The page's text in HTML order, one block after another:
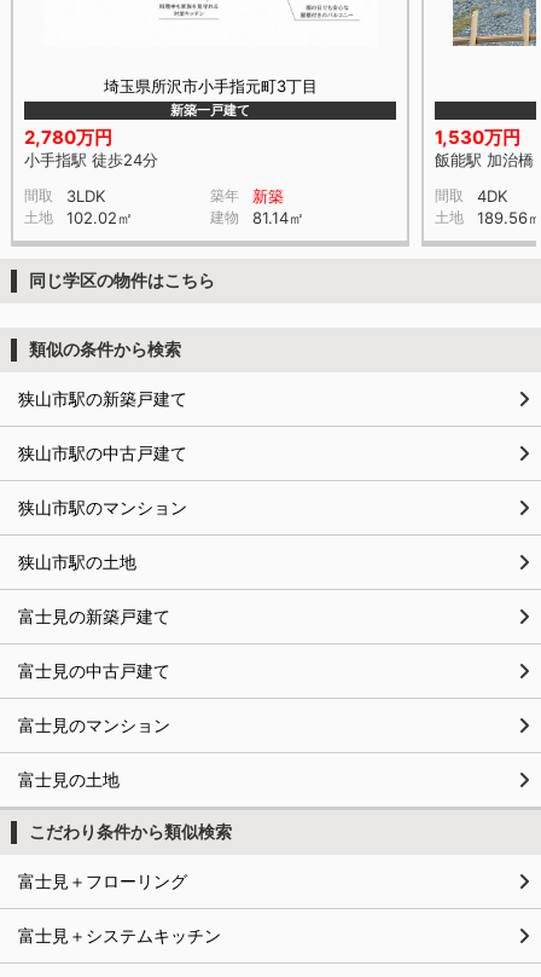
埼玉県所沢市小手指元町3丁目
新築一戸建て
2,780万円
小手指駅 徒歩24分
間取 3LDK 築年 新築
土地 102.02㎡ 建物 81.14㎡
1,530万円
飯能駅 加治橋
間取 4DK
土地 189.56
同じ学区の物件はこちら
類似の条件から検索
狭山市駅の新築戸建て
狭山市駅の中古戸建て
狭山市駅のマンション
狭山市駅の土地
富士見の新築戸建て
富士見の中古戸建て
富士見のマンション
富士見の土地
こだわり条件から類似検索
富士見＋フローリング
富士見＋システムキッチン